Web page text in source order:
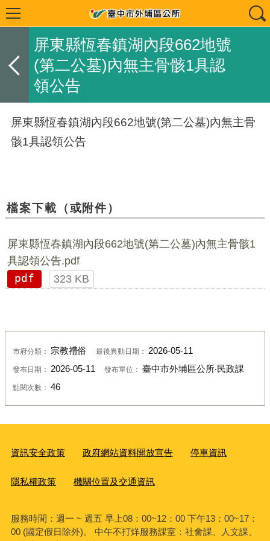
屏東縣恆春鎮湖內段662地號
(第二公墓)內無主骨骸1具認
領公告
屏東縣恆春鎮湖內段662地號(第二公墓)內無主骨
骸1具認領公告
檔案下載（或附件）
屏東縣恆春鎮湖內段662地號(第二公墓)內無主骨骸1
具認領公告.pdf
pdf
323 KB
市府分類： 宗教禮俗 最後異動日期： 2026-05-11
發布日期： 2026-05-11 發布單位： 臺中市外埔區公所‧民政課
點閱次數： 46
資訊安全政策 政府網站資料開放宣告 停車資訊
隱私權政策 機關位置及交通資訊
服務時間：週一 ~ 週五 早上08：00~12：00 下午13：00~17：
00 (國定假日除外)。 中午不打烊服務課室：社會課、人文課、